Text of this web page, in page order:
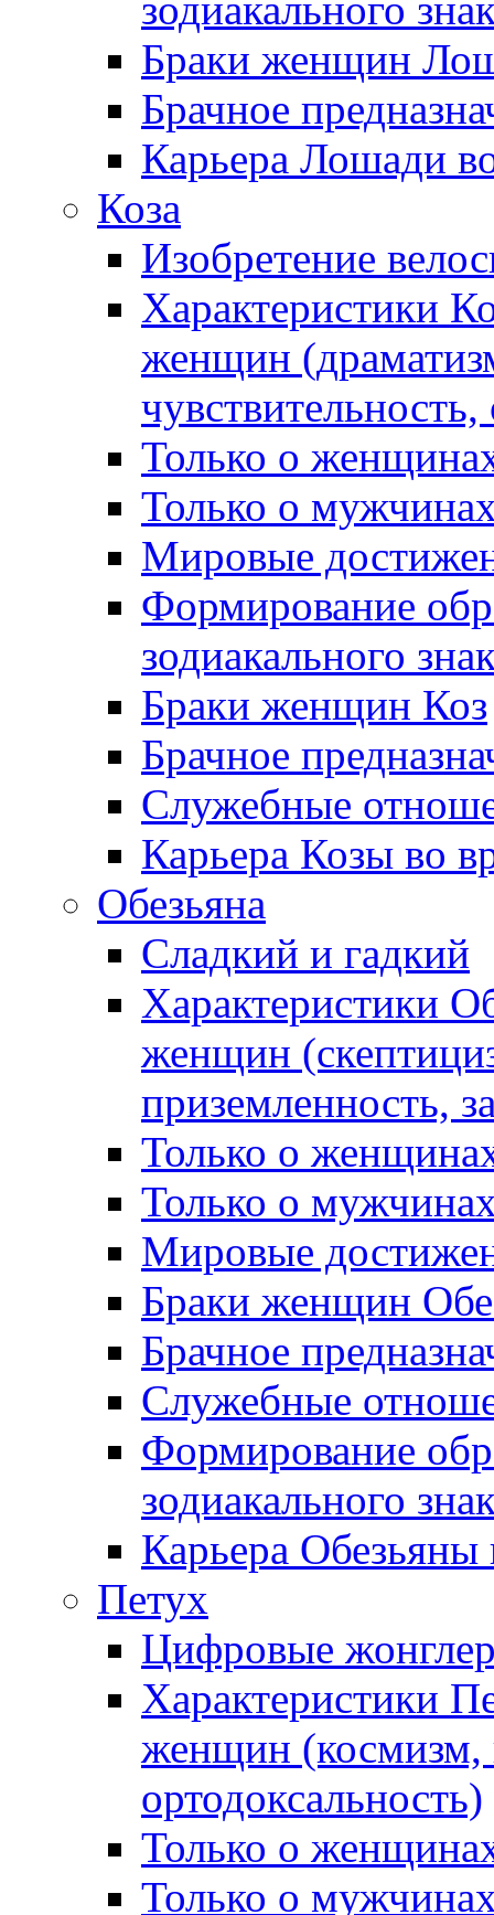
Браки женщин
Брачное
Карьера Лошади
Коза
Изобретение
Характеристики
женщин
Только о
Только о
Мировые
Формирование
зодиакального
Браки женщин Коз
Брачное
Служебные
Карьера Козы во
Обезьяна
Сладкий и гадкий
Характеристики
женщин
приземленность,
Только о
Только о
Мировые
Браки женщин
Брачное
Служебные
Формирование
зодиакального
Карьера Обезьяны
Петух
Цифровые
Характеристики
женщин (космизм,
ортодоксальность)
Только о
Только о